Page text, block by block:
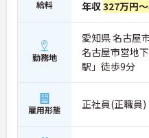
給料
年収327万円
勤務地
愛知県 名古屋
名古屋市営地
駅」徒歩9分
雇用形態 正社員(正職員)